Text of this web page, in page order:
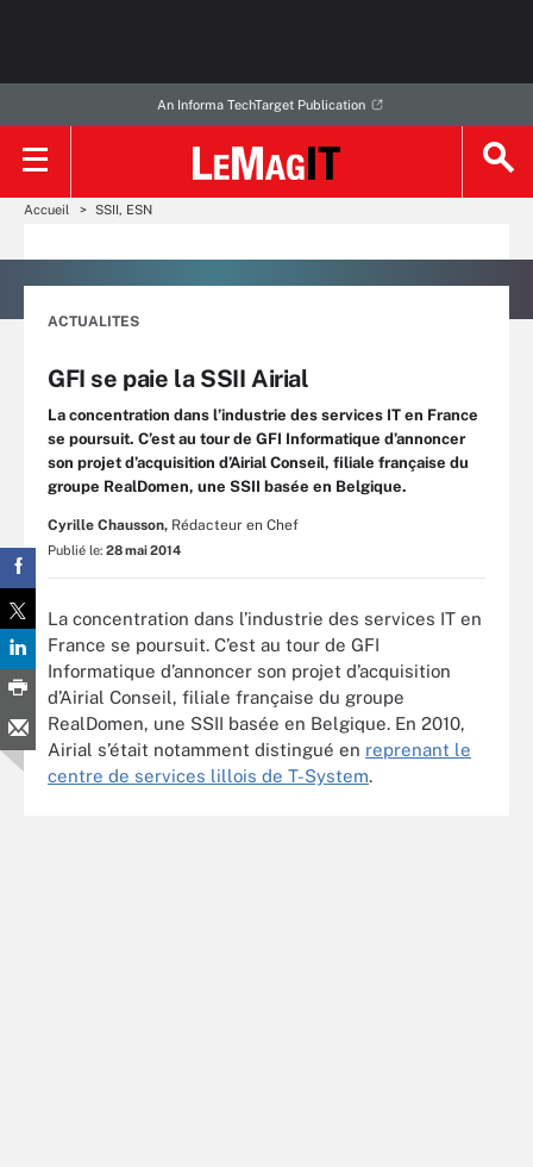
An Informa TechTarget Publication
Accueil SSII, ESN
ACTUALITES
GFI se paie la SSII Airial
La concentration dans l’industrie des services IT en France
se poursuit. C’est au tour de GFI Informatique d’annoncer
son projet d’acquisition d’Airial Conseil, filiale française du
groupe RealDomen, une SSII basée en Belgique.
Cyrille Chausson, Rédacteur en Chef
Publié le: 28 mai 2014
La concentration dans l’industrie des services IT en
France se poursuit. C’est au tour de GFI
Informatique d’annoncer son projet d’acquisition
d’Airial Conseil, filiale française du groupe
RealDomen, une SSII basée en Belgique. En 2010,
Airial s’était notamment distingué en reprenant le
centre de services lillois de T-System.